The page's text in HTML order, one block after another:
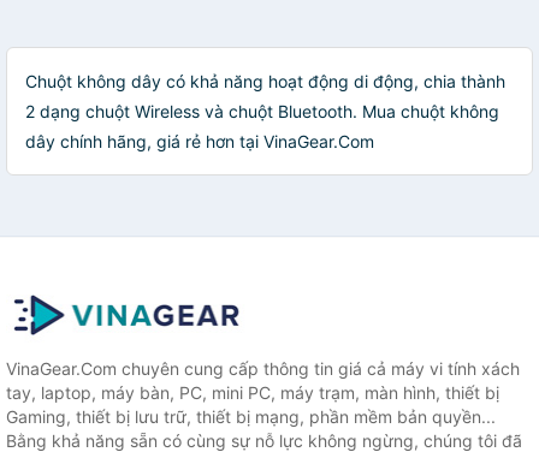
Chuột không dây có khả năng hoạt động di động, chia thành
2 dạng chuột Wireless và chuột Bluetooth. Mua chuột không
dây chính hãng, giá rẻ hơn tại VinaGear.Com
VinaGear.Com chuyên cung cấp thông tin giá cả máy vi tính xách
tay, laptop, máy bàn, PC, mini PC, máy trạm, màn hình, thiết bị
Gaming, thiết bị lưu trữ, thiết bị mạng, phần mềm bản quyền...
Bằng khả năng sẵn có cùng sự nỗ lực không ngừng, chúng tôi đã